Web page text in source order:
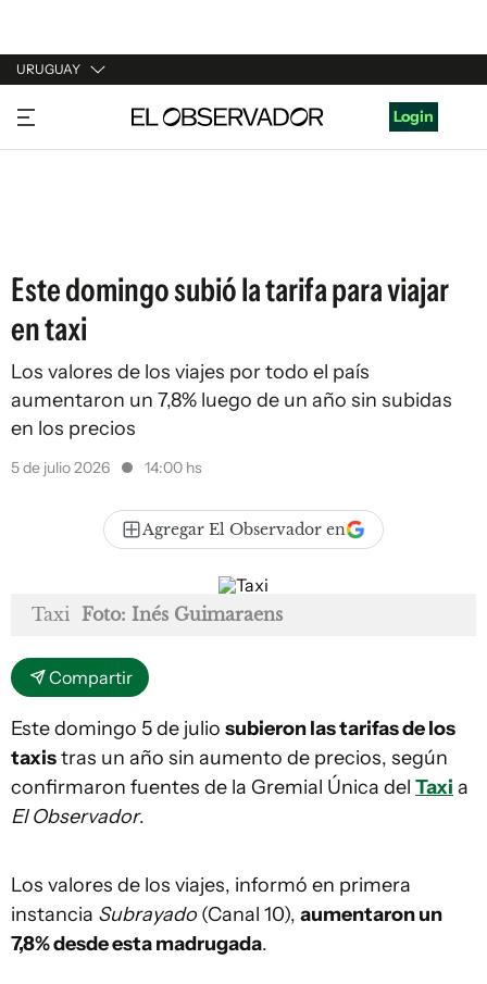
URUGUAY
URUGUAY
ARGENTINA
Login
Este domingo subió la tarifa para viajar
en taxi
Los valores de los viajes por todo el país
aumentaron un 7,8% luego de un año sin subidas
en los precios
5 de julio 2026 14:00 hs
Agregar El Observador en
Taxi Foto: Inés Guimaraens
Compartir
Este domingo 5 de julio subieron las tarifas de los
taxistras un año sin aumento de precios, según
confirmaron fuentes de la Gremial Única del Taxi a
El Observador.
Los valores de los viajes, informó en primera
instancia Subrayado (Canal 10), aumentaron un
7,8% desde esta madrugada.